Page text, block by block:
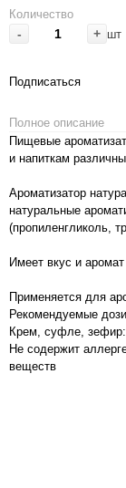
Количество
- + шт
Подписаться
Полное описание
Пищевые
и напиткам
Ароматизатор
натуральные
(пропиленгликоль,
Имеет вкус и
Применяется для
Рекомендуемые
Крем, суфле,
Не содержит
веществ